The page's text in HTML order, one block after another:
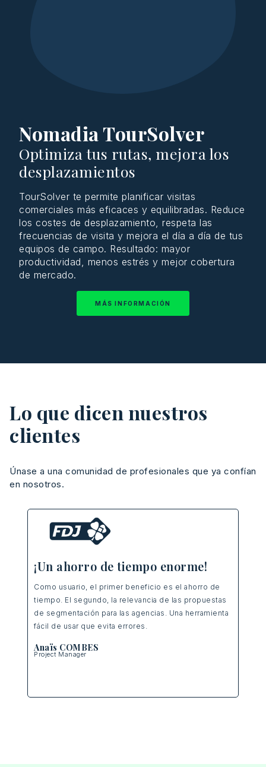
Nomadia TourSolver
Optimiza tus rutas, mejora los
desplazamientos
TourSolver te permite planificar visitas
comerciales más eficaces y equilibradas. Reduce
los costes de desplazamiento respeta las
frecuencias de visita y mejora el día a día de tus
equipos de campo. Resultado: mayor
productividad
menos estrés y mejor cobertura
de mercado.
MÁS INFORMACIÓN
Lo que dicen nuestros
clientes
Únase a una comunidad de profesionales que ya confían
en nosotros.
¡Un ahorro de tiempo enorme!
Como usuario , el primer beneficio es el ahorro de
tiempo . El segundo , la relevancia de las propuestas
de segmentación para las agencias . Una herramienta
fácil de usarque evita errores
Anaïs COMBES
Project Manager